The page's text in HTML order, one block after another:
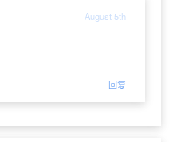
August 5th
回复